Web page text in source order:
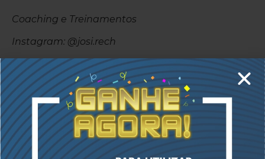
Coaching e Treinamentos
Instagram: @josi.rech
facebook.com/joselinerech
LinkedIn: Joseline Rech
Siga-nos nas Redes Sociais